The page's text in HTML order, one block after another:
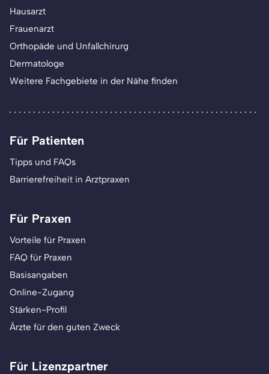
Hausarzt
Frauenarzt
Orthopäde und Unfallchirurg
Dermatologe
Weitere Fachgebiete in der Nähe finden
Für Patienten
Tipps und FAQs
Barrierefreiheit in Arztpraxen
Für Praxen
Vorteile für Praxen
FAQ für Praxen
Basisangaben
Online-Zugang
Stärken-Profil
Ärzte für den guten Zweck
Für Lizenzpartner